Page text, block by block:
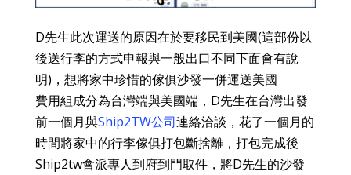
D先生此次運送的原因在於要移民到美國(這部份以
後送行李的方式申報與一般出口不同下面會有說
明)，想將家中珍惜的傢俱沙發一併運送美國
費用組成分為台灣端與美國端，D先生在台灣出發
前一個月與Ship2TW公司連絡洽談，花了一個月的
時間將家中的行李傢俱打包斷捨離，打包完成後
Ship2tw會派專人到府到門取件，將D先生的沙發